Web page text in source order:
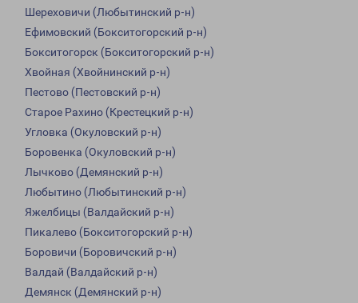
Шереховичи (Любытинский р-н)
Ефимовский (Бокситогорский р-н)
Бокситогорск (Бокситогорский р-н)
Хвойная (Хвойнинский р-н)
Пестово (Пестовский р-н)
Старое Рахино (Крестецкий р-н)
Угловка (Окуловский р-н)
Боровенка (Окуловский р-н)
Лычково (Демянский р-н)
Любытино (Любытинский р-н)
Яжелбицы (Валдайский р-н)
Пикалево (Бокситогорский р-н)
Боровичи (Боровичский р-н)
Валдай (Валдайский р-н)
Демянск (Демянский р-н)